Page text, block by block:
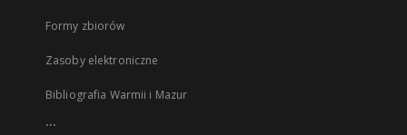
Formy zbiorów
Zasoby elektroniczne
Bibliografia Warmii i Mazur
...